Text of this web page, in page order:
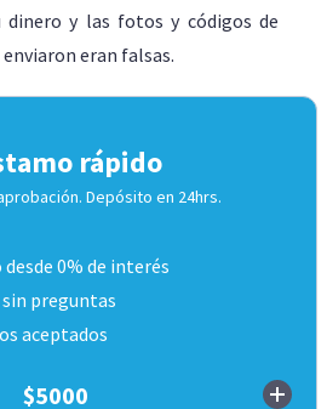
dinero y las fotos y códigos de
eran falsas.
rápido
Depósito en 24hrs.
0% de interés
preguntas
aceptados